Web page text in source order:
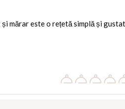
mărar este o rețetă simplă și